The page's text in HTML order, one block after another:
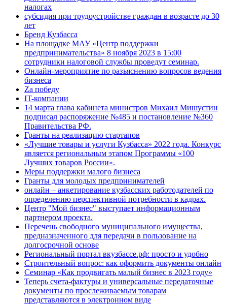
налогах
субсидия при трудоустройстве граждан в возрасте до 30
лет
Бренд Кузбасса
На площадке МАУ «Центр поддержки
предпринимательства» 8 ноября 2023 в 15:00
сотрудники налоговой службы проведут семинар.
Онлайн-мероприятие по разъяснению вопросов ведения
бизнеса
Za победу
IT-компании
14 марта глава кабинета министров Михаил Мишустин
подписал распоряжение №485 и постановление №360
Правительства РФ.
Гранты на реализацию стартапов
«Лучшие товары и услуги Кузбасса» 2022 года. Конкурс
является региональным этапом Программы «100
Лучших товаров России».
Меры поддержки малого бизнеса
Гранты для молодых предпринимателей
онлайн – анкетирование кузбасских работодателей по
определению перспективной потребности в кадрах.
Центр "Мой бизнес" выступает информационным
партнером проекта.
Перечень свободного муниципального имущества,
предназначенного для передачи в пользование на
долгосрочной основе
Региональный портал вкузбассе.рф: просто и удобно
Строительный вопрос: как оформить документы онлайн
Семинар «Как продвигать малый бизнес в 2023 году»
Теперь счета-фактуры и универсальные передаточные
документы по прослеживаемым товарам
представляются в электронном виде